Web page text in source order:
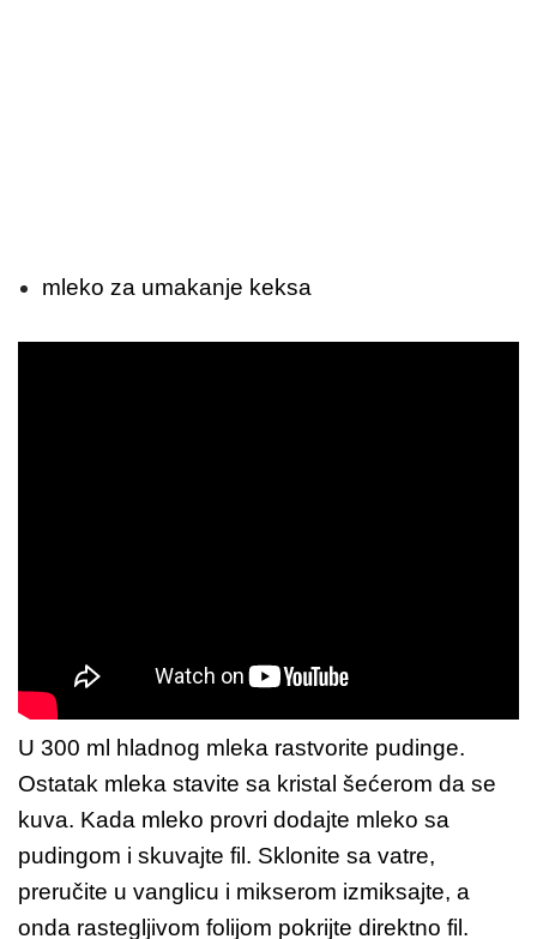
mleko za umakanje keksa
U 300 ml hladnog mleka rastvorite pudinge.
Ostatak mleka stavite sa kristal šećerom da se
kuva. Kada mleko provri dodajte mleko sa
pudingom i skuvajte fil. Sklonite sa vatre,
preručite u vanglicu i mikserom izmiksajte, a
onda rastegljivom folijom pokrijte direktno fil.